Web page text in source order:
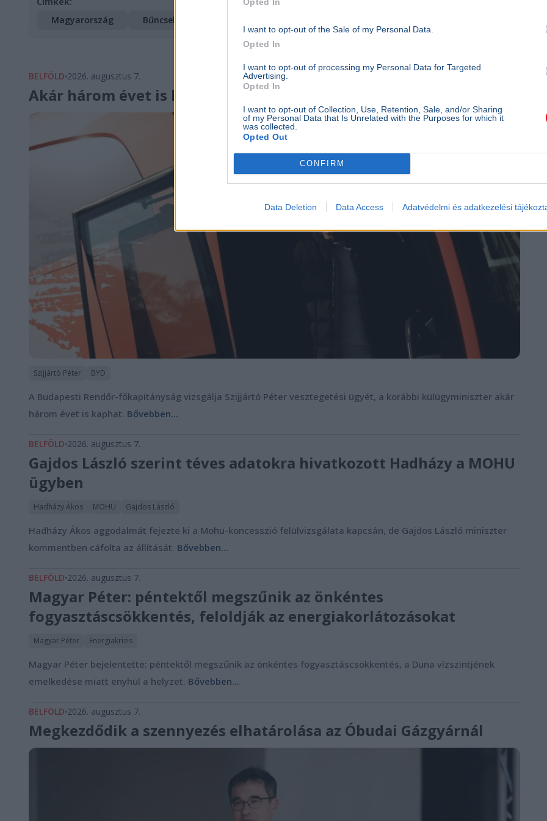
I want to opt-out of the Sale of my Personal Data.
Opted In
I want to opt-out of processing my Personal Data for Targeted
Advertising.
Opted In
I want to opt-out of Collection, Use, Retention, Sale, and/or Sharing
of my Personal Data that Is Unrelated with the Purposes for which it
was collected.
Opted Out
CONFIRM
Data Deletion Data Access Adatvédelmi és adatkezelési
Magyarország
Bűncselekmény
BELFÖLD 2026. augusztus 7.
Akár három évet is kaphat Szijjártó Péter a BYD-ügy miatt
Szijjártó Péter BYD
A Budapesti Rendőr-főkapitányság vizsgálja Szijjártó Péter vesztegetési ügyét, a korábbi külügyminiszter akár
három évet is kaphat. Bővebben...
BELFÖLD 2026. augusztus 7.
Gajdos László szerint téves adatokra hivatkozott Hadházy a MOHU
ügyben
Hadházy Ákos MOHU Gajdos László
Hadházy Ákos aggodalmát fejezte ki a Mohu-koncesszió felülvizsgálata kapcsán, de Gajdos László miniszter
kommentben cáfolta az állítását. Bővebben...
BELFÖLD 2026. augusztus 7.
Magyar Péter: péntektől megszűnik az önkéntes
fogyasztáscsökkentés, feloldják az energiakorlátozásokat
Magyar Péter Energiakrízis
Magyar Péter bejelentette: péntektől megszűnik az önkéntes fogyasztáscsökkentés, a Duna vízszintjének
emelkedése miatt enyhül a helyzet. Bővebben...
BELFÖLD 2026. augusztus 7.
Megkezdődik a szennyezés elhatárolása az Óbudai Gázgyárnál